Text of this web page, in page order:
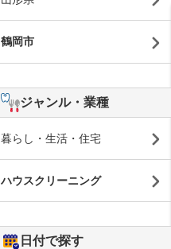
鶴岡市
ジャンル・業種
暮らし・生活・住宅
ハウスクリーニング
日付で探す